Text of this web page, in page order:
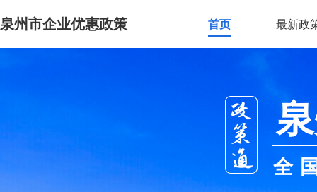
泉州市企业优惠政策 首页 最新政
全